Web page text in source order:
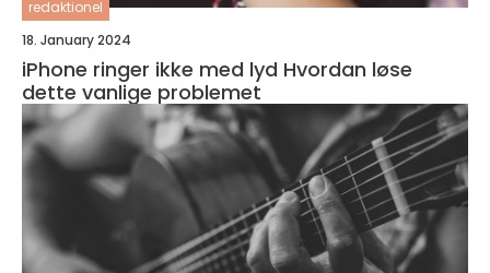
redaktionel
18. January 2024
iPhone ringer ikke med lyd Hvordan løse
dette vanlige problemet